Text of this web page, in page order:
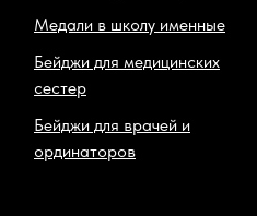
Медали в школу именные
Бейджи для медицинских
сестер
Бейджи для врачей и
ординаторов